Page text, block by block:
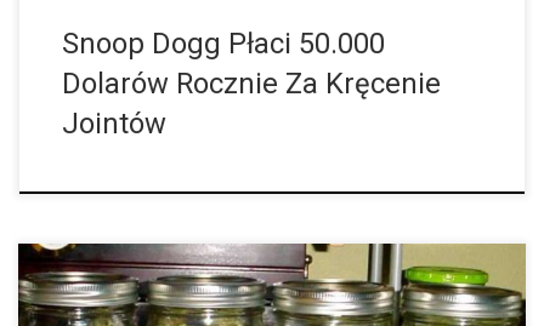
Snoop Dogg Płaci 50.000
Dolarów Rocznie Za Kręcenie
Jointów
Jeśli zebraną marihuanę dodatkowo fermentujemy po jej